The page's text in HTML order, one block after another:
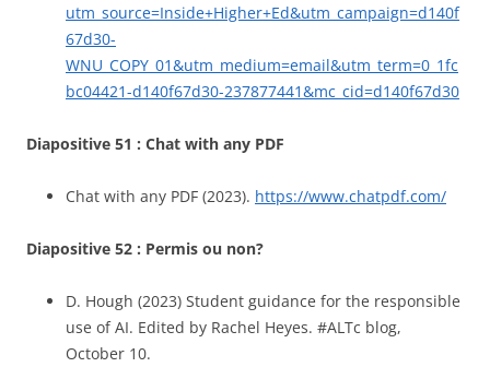
utm_source=Inside+Higher+Ed&utm_campaign=d140f
67d30-
WNU_COPY_01&utm_medium=email&utm_term=0_1fc
bc04421-d140f67d30-237877441&mc_cid=d140f67d30
Diapositive 51 : Chat with any PDF
Chat with any PDF (2023). https://www.chatpdf.com/
Diapositive 52 : Permis ou non?
D. Hough (2023) Student guidance for the responsible
use of AI. Edited by Rachel Heyes. #ALTc blog,
October 10.